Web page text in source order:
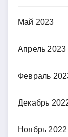
Май 2023
Апрель 2023
Февраль
Декабрь
Ноябрь 2022